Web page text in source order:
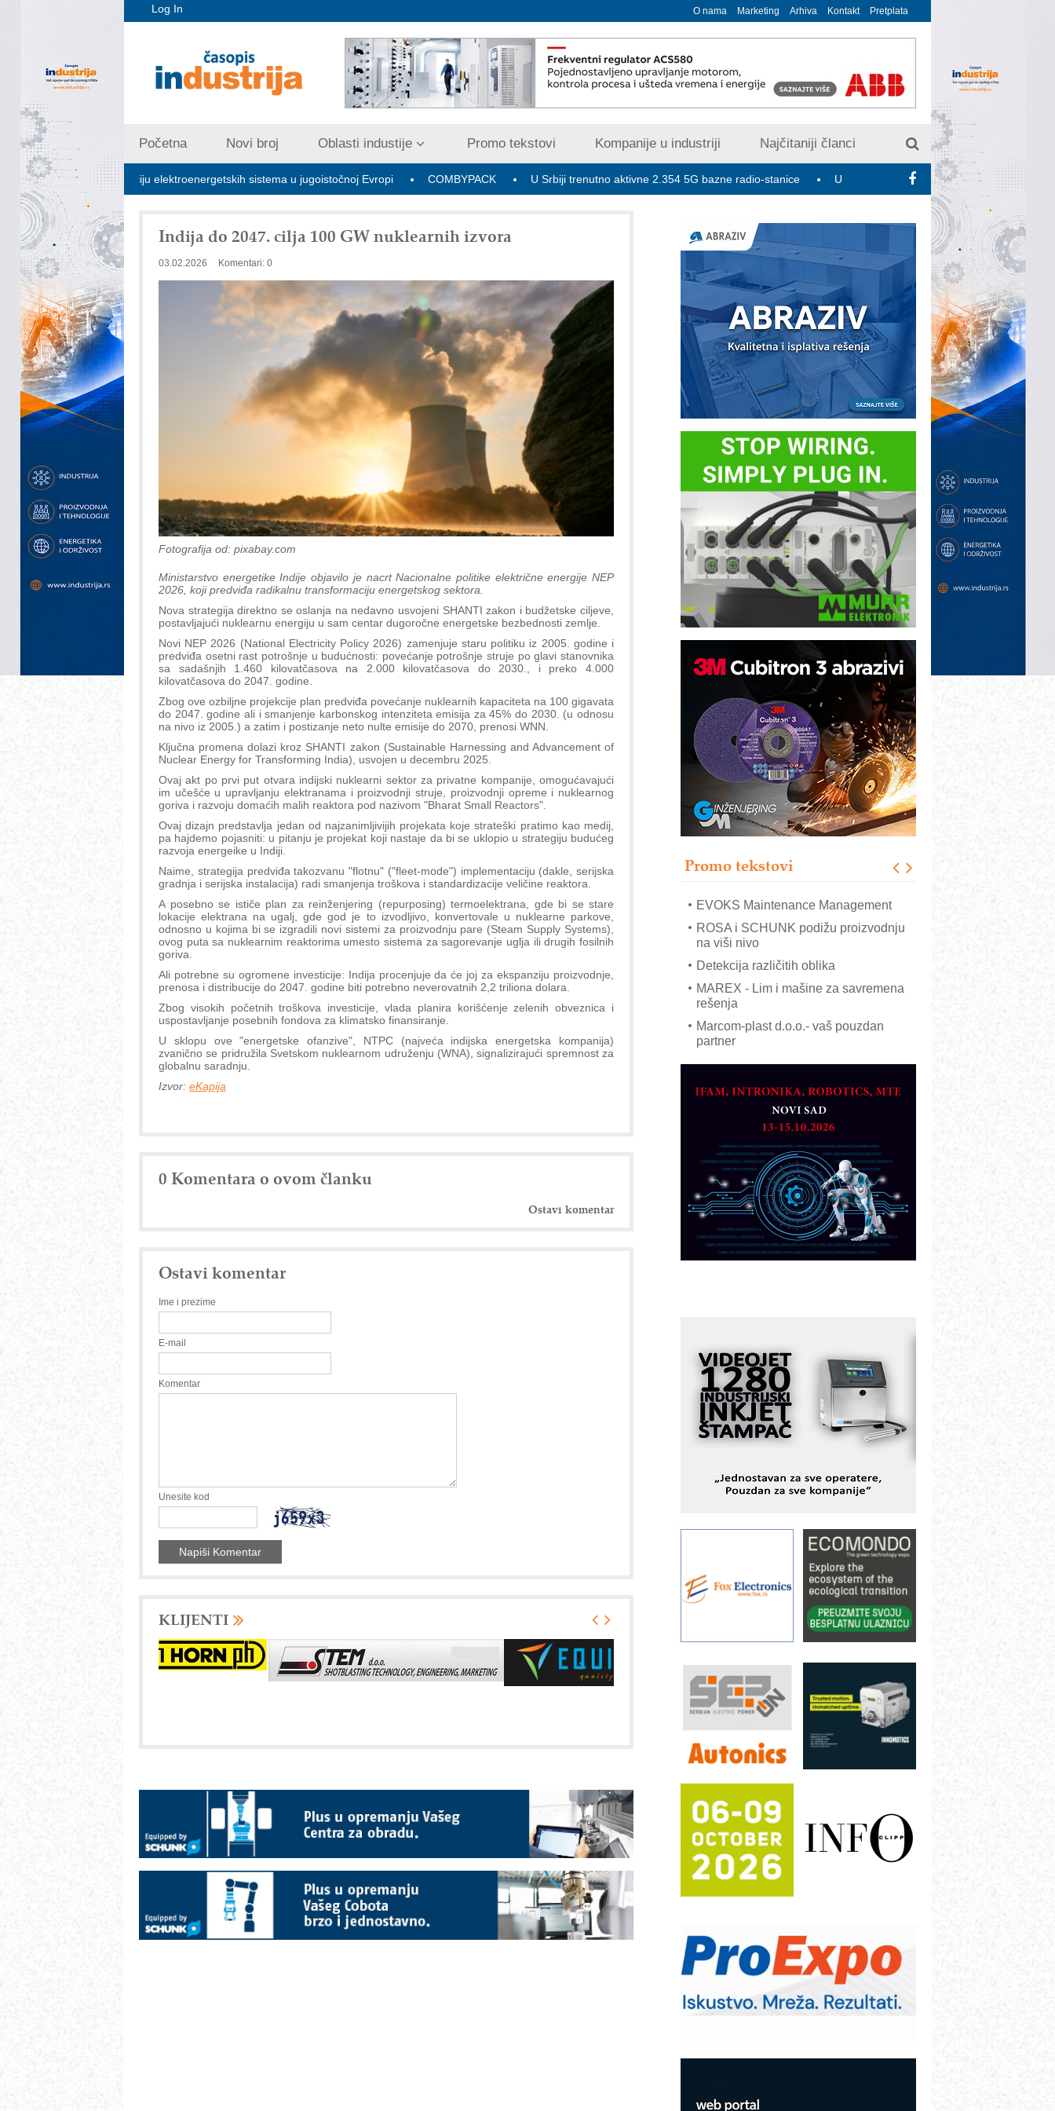
Log In O nama Marketing Arhiva Kontakt Pretplata
Početna Novi broj Oblasti industije Promo tekstovi Kompanije u industriji Najčitaniji članci
za stabilizaciju elektroenergetskih sistema u jugoistočnoj Evropi COMBYPACK U Srbiji trenutno aktivne 2.354 5G bazne radio-stanice U susret 15. Savetovanju o elektrodistributivnim
Indija do 2047. cilja 100 GW nuklearnih izvora
03.02.2026 Komentari: 0
Fotografija od: pixabay.com
Ministarstvo energetike Indije objavilo je nacrt Nacionalne politike električne energije NEP
2026, koji predviđa radikalnu transformaciju energetskog sektora.
Nova strategija direktno se oslanja na nedavno usvojeni SHANTI zakon i budžetske ciljeve,
postavljajući nuklearnu energiju u sam centar dugoročne energetske bezbednosti zemlje.
Novi NEP 2026 (National Electricity Policy 2026) zamenjuje staru politiku iz 2005. godine i
predviđa osetni rast potrošnje u budućnosti: povećanje potrošnje struje po glavi stanovnika
sa sadašnjih 1.460 kilovatčasova na 2.000 kilovatčasova do 2030., i preko 4.000
kilovatčasova do 2047. godine.
Zbog ove ozbiljne projekcije plan predviđa povećanje nuklearnih kapaciteta na 100 gigavata
do 2047. godine ali i smanjenje karbonskog intenziteta emisija za 45% do 2030. (u odnosu
na nivo iz 2005.) a zatim i postizanje neto nulte emisije do 2070, prenosi WNN.
Ključna promena dolazi kroz SHANTI zakon (Sustainable Harnessing and Advancement of
Nuclear Energy for Transforming India), usvojen u decembru 2025.
Ovaj akt po prvi put otvara indijski nuklearni sektor za privatne kompanije, omogućavajući
im učešće u upravljanju elektranama i proizvodnji struje, proizvodnji opreme i nuklearnog
goriva i razvoju domaćih malih reaktora pod nazivom "Bharat Small Reactors".
Ovaj dizajn predstavlja jedan od najzanimljivijih projekata koje strateški pratimo kao medij,
pa hajdemo pojasniti: u pitanju je projekat koji nastaje da bi se uklopio u strategiju budućeg
razvoja energeike u Indiji.
Naime, strategija predviđa takozvanu "flotnu" ("fleet-mode") implementaciju (dakle, serijska
gradnja i serijska instalacija) radi smanjenja troškova i standardizacije veličine reaktora.
A posebno se ističe plan za reinženjering (repurposing) termoelektrana, gde bi se stare
lokacije elektrana na ugalj, gde god je to izvodljivo, konvertovale u nuklearne parkove,
odnosno u kojima bi se izgradili novi sistemi za proizvodnju pare (Steam Supply Systems),
ovog puta sa nuklearnim reaktorima umesto sistema za sagorevanje uglja ili drugih fosilnih
goriva.
Ali potrebne su ogromene investicije: Indija procenjuje da će joj za ekspanziju proizvodnje,
prenosa i distribucije do 2047. godine biti potrebno neverovatnih 2,2 triliona dolara.
Zbog visokih početnih troškova investicije, vlada planira korišćenje zelenih obveznica i
uspostavljanje posebnih fondova za klimatsko finansiranje.
U sklopu ove "energetske ofanzive", NTPC (najveća indijska energetska kompanija)
zvanično se pridružila Svetskom nuklearnom udruženju (WNA), signalizirajući spremnost za
globalnu saradnju.
Izvor: eKapija
0 Komentara o ovom članku
Ostavi komentar
Ostavi komentar
Ime i prezime
E-mail
Komentar
Unesite kod
KLIJENTI
Promo tekstovi
Trajna oznaka kao dugoročna korist
Bezbednost na prvom mestu!
IB BLUMENAUER - više od 40 godina
poverenja u industriji
RMQ-TITAN ADVANCED INDICATOR
– Pametna signalizacija za efikasnije
upravljanje mašinama
solarnim elektranama i vetroparkovima
EVOKS Maintenance Management
ROSA i SCHUNK podižu proizvodnju
na viši nivo
Detekcija različitih oblika
MAREX - Lim i mašine za savremena
rešenja
Marcom-plast d.o.o.- vaš pouzdan
partner
CTO - Prilagodite svoju toplinsku
Razvoj asortimanskog pravca MINI-
PLC AKYTEC
dostupan u Srbiji
MOTOMAN – NEXT-Robotika vođena
veštačkom inteligencijom
I.SAFE MOBILE revolucioniše
industrijsku automatizaciju
pionirskimmobile operator PANEL-OM
Alba d.o.o. – 35 godina preciznosti u
metrologiji i pametnim dozirnim
rešenjima
IBeRTIM - oprema za ispitivanje
kontrole kvaliteta
sistema
YAMADA pumpe – japanska
Filtration Group Industrial – Napredna
rešenja za filtraciju u hidrauličkim i
procesnim sistemima
Art Utopia Studio – vizuelne priče
industrije i biznisa
RILINEX kompanije Rittal
automatizaciju
Efikasno upravljanje energijom
Automatizacija pakovanja · Display
Proizvodnja iC7 Hybrid 1500 VDC
mrežnog pretvarača sa tečnim
Potpuna efikasnost bez složenih
sistema
Trajna oznaka kao dugoročna korist
Bezbednost na prvom mestu!
poverenja u industriji
– Pametna signalizacija za efikasnije
upravljanje mašinama
Sigurnije ispitivanje transformatora u
solarnim elektranama i vetroparkovima
COMBYPACK
ROSA i SCHUNK podižu proizvodnju
Detekcija različitih oblika